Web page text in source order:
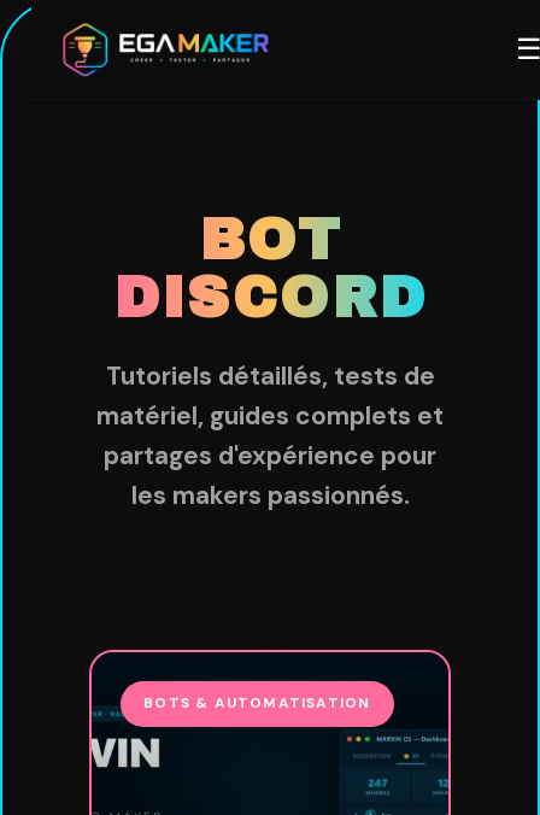
Aller
BOT
DISCORD
Tutoriels détaillés, tests de
matériel, guides complets et
partages d'expérience pour
les makers passionnés.
BOTS & AUTOMATISATION